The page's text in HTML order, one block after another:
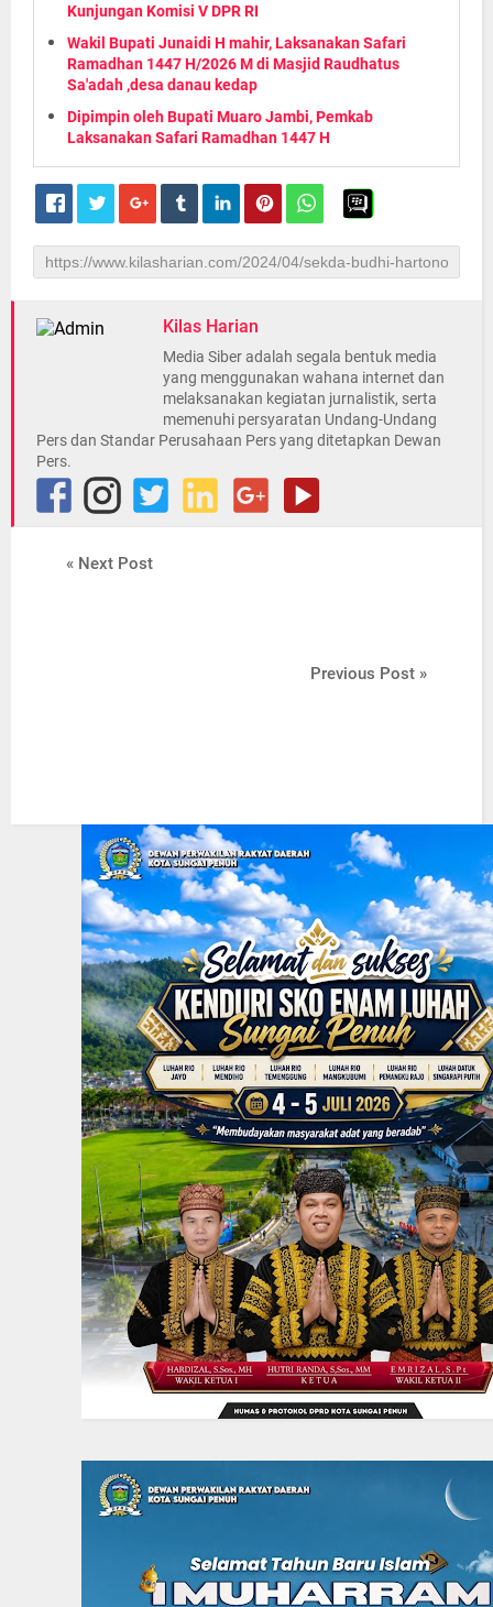
Kunjungan Komisi V DPR RI
Wakil Bupati Junaidi H mahir, Laksanakan Safari
Ramadhan 1447 H/2026 M di Masjid Raudhatus
Sa'adah ,desa danau kedap
Dipimpin oleh Bupati Muaro Jambi, Pemkab
Laksanakan Safari Ramadhan 1447 H
Kilas Harian
Media Siber adalah segala bentuk media
yang menggunakan wahana internet dan
melaksanakan kegiatan jurnalistik, serta
memenuhi persyaratan Undang-Undang
Pers dan Standar Perusahaan Pers yang ditetapkan Dewan
Pers.
« Next Post
Previous Post »